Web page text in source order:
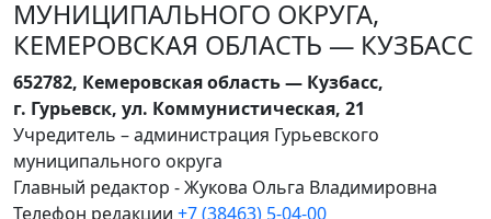
МУНИЦИПАЛЬНОГО ОКРУГА,
КЕМЕРОВСКАЯ ОБЛАСТЬ — КУЗБАСС
652782, Кемеровская область — Кузбасс,
г. Гурьевск, ул. Коммунистическая, 21
Учредитель – администрация Гурьевского
муниципального округа
Главный редактор - Жукова Ольга Владимировна
Телефон редакции +7 (38463) 5-04-00